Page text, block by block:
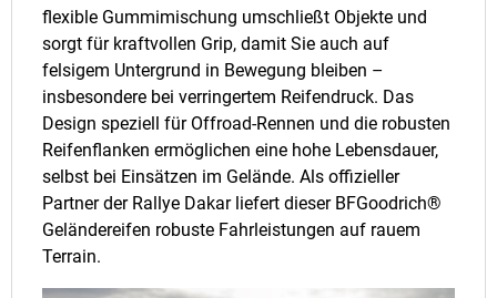
flexible Gummimischung umschließt Objekte und
sorgt für kraftvollen Grip, damit Sie auch auf
felsigem Untergrund in Bewegung bleiben –
insbesondere bei verringertem Reifendruck. Das
Design speziell für Offroad-Rennen und die robusten
Reifenflanken ermöglichen eine hohe Lebensdauer,
selbst bei Einsätzen im Gelände. Als offizieller
Partner der Rallye Dakar liefert dieser BFGoodrich®
Geländereifen robuste Fahrleistungen auf rauem
Terrain.